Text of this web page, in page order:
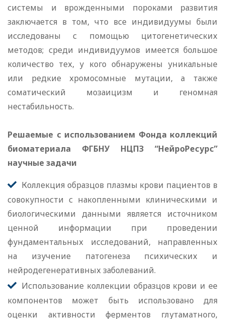
системы и врожденными пороками развития
заключается в том, что все индивидуумы были
исследованы с помощью цитогенетических
методов; среди индивидуумов имеется большое
количество тех, у кого обнаружены уникальные
или редкие хромосомные мутации, а также
соматический мозаицизм и геномная
нестабильность.
Решаемые с использованием Фонда коллекций
биоматериала ФГБНУ НЦПЗ “НейроРесурс”
научные задачи
Коллекция образцов плазмы крови пациентов в
совокупности с накопленными клиническими и
биологическими данными является источником
ценной информации при проведении
фундаментальных исследований, направленных
на изучение патогенеза психических и
нейродегенеративных заболеваний.
Использование коллекции образцов крови и ее
компонентов может быть использовано для
оценки активности ферментов глутаматного,